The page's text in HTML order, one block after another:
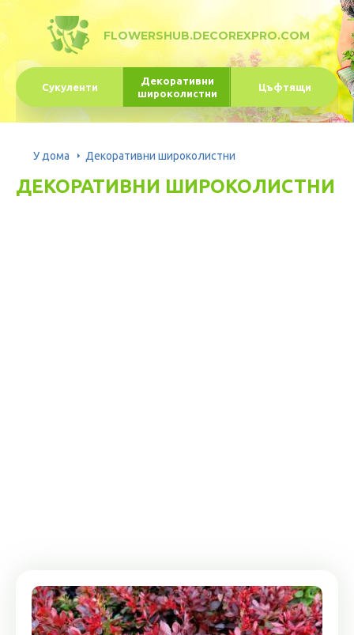
FLOWERSHUB.DECOREXPRO.COM
Сукуленти
Декоративни
широколистни
Цъфтящи
У дома Декоративни широколистни
ДЕКОРАТИВНИ ШИРОКОЛИСТНИ